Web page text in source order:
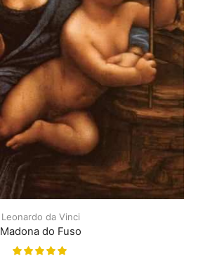
Leonardo da Vinci
Madona do Fuso